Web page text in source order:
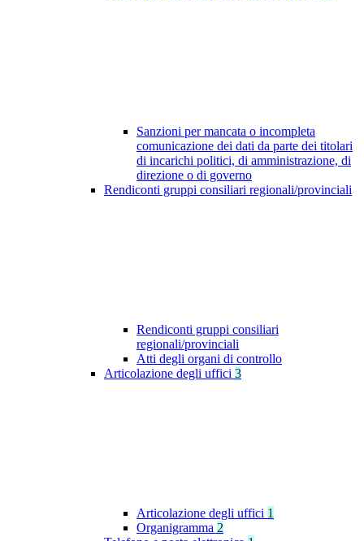
Sanzioni per mancata o incompleta
comunicazione dei dati da parte dei titolari
di incarichi politici, di amministrazione, di
direzione o di governo
Rendiconti gruppi consiliari regionali/provinciali
Rendiconti gruppi consiliari
regionali/provinciali
Atti degli organi di controllo
Articolazione degli uffici 3
Articolazione degli uffici 1
Organigramma 2